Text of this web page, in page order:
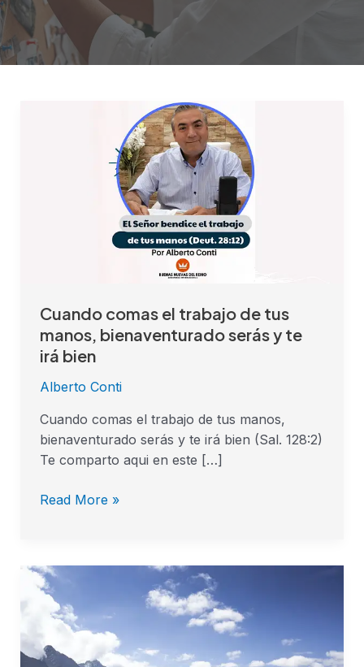
Cuando comas el trabajo de tus
manos, bienaventurado serás y te
irá bien
Alberto Conti
Cuando comas el trabajo de tus manos,
bienaventurado serás y te irá bien (Sal. 128:2)
Te comparto aqui en este […]
bienaventurado
te
irá
bien
Read More »
Los
beneficios
de
buscar
a